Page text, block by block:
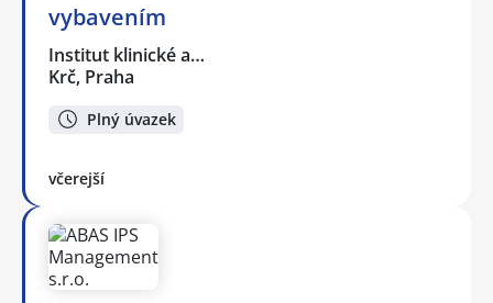
vybavením
Institut klinické a…
Krč, Praha
Plný úvazek
včerejší